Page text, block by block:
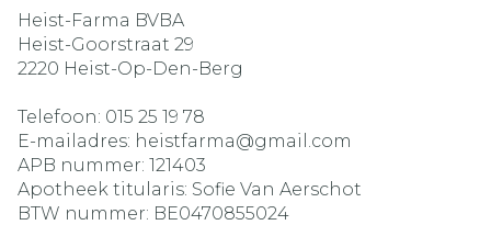
Heist-Farma BVBA
Heist-Goorstraat 29
2220 Heist-Op-Den-Berg
Telefoon: 015 25 19 78
E-mailadres: heistfarma@gmail.com
APB nummer: 121403
Apotheek titularis: Sofie Van Aerschot
BTW nummer: BE0470855024